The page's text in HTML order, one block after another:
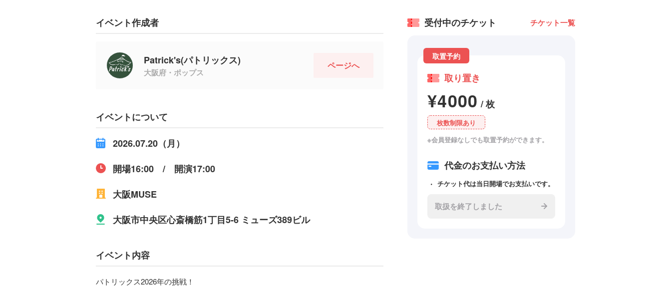
イベント作成者
Patrick's(パトリックス)
大阪府・ポップス
ページへ
イベントについて
2026.07.20（月）
開場16:00 / 開演17:00
大阪MUSE
大阪市中央区心斎橋筋1丁目5-6 ミューズ389ビル
イベント内容
パトリックス2026年の挑戦！
受付中のチケット チケット一覧
取置予約
取り置き
¥4000 / 枚
枚数制限あり
※会員登録なしでも取置予約ができます。
代金のお支払い方法
チケット代は当日開場でお支払いです。
取扱を終了しました